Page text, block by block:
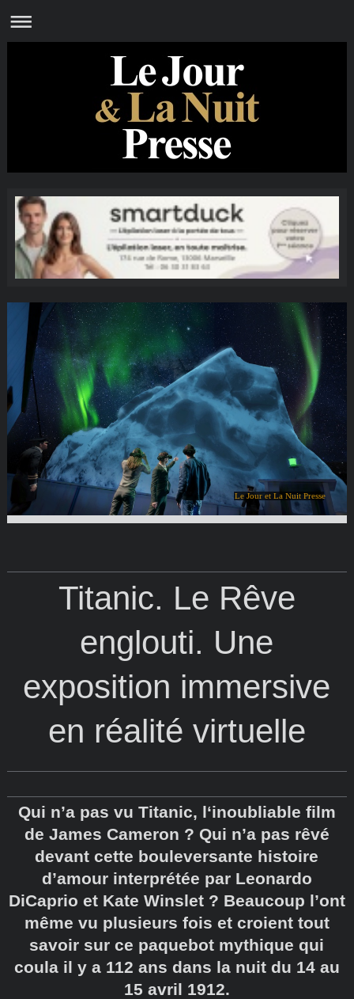
Le Jour et La Nuit Presse
Titanic. Le Rêve
englouti. Une
exposition immersive
en réalité virtuelle
Qui n’a pas vu Titanic, l‘inoubliable film
de James Cameron ? Qui n’a pas rêvé
devant cette bouleversante histoire
d’amour interprétée par Leonardo
DiCaprio et Kate Winslet ? Beaucoup l’ont
même vu plusieurs fois et croient tout
savoir sur ce paquebot mythique qui
coula il y a 112 ans dans la nuit du 14 au
15 avril 1912.